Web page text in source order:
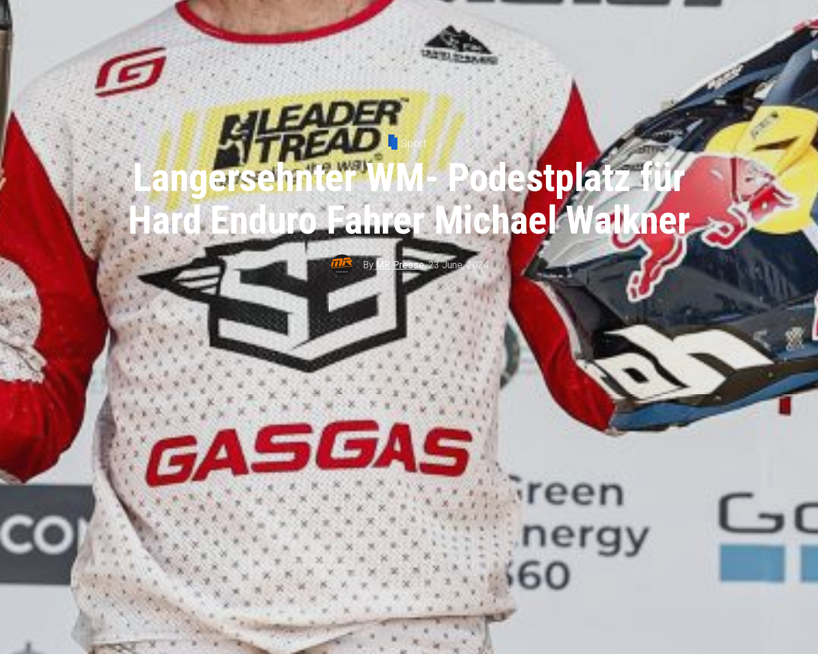
Sport
Langersehnter WM- Podestplatz für
Hard Enduro Fahrer Michael Walkner
ByMR Presse,23 June, 2024